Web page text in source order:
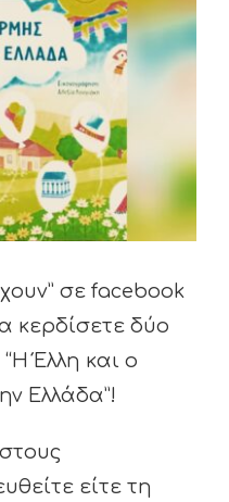
σε facebook
κερδίσετε δύο
Έλλη και ο
Ελλάδα”!
είτε τη